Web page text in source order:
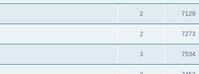
2 7129
2 7273
3 7534